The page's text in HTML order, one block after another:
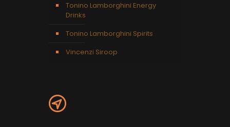
Tonino Lamborghini Energy
Drinks
Tonino Lamborghini Spirits
Vincenzi Siroop